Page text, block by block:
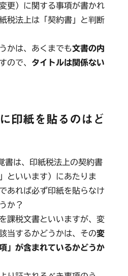
更）に関する事項が書かれ
税法上は「契約書」と判断
かは、あくまでも文書の内
ので、 タイトルは関係ない
印紙を貼るのはど
は、印紙税法上の契約書
といいます）にあたりま
あれば必ず印紙を貼らなけ
か？
課税文書といいますが、変
当するかどうかは、その変
」が含まれているかどうか